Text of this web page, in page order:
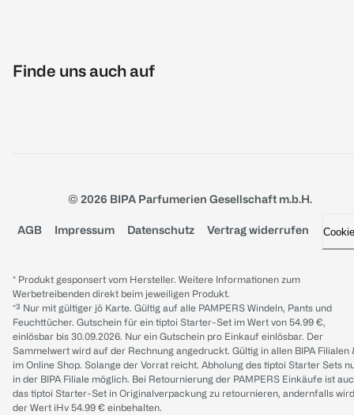
Finde uns auch auf
© 2026 BIPA Parfumerien Gesellschaft m.b.H.
AGB Impressum Datenschutz Vertrag widerrufen
* Produkt gesponsert vom Hersteller. Weitere Informationen zum
Werbetreibenden direkt beim jeweiligen Produkt.
*³ Nur mit gültiger jö Karte. Gültig auf alle PAMPERS Windeln, Pants und
Feuchttücher. Gutschein für ein tiptoi Starter-Set im Wert von 54.99 €,
einlösbar bis 30.09.2026. Nur ein Gutschein pro Einkauf einlösbar. Der
Sammelwert wird auf der Rechnung angedruckt. Gültig in allen BIPA Filialen
im Online Shop. Solange der Vorrat reicht. Abholung des tiptoi Starter Sets
in der BIPA Filiale möglich. Bei Retournierung der PAMPERS Einkäufe ist
das tiptoi Starter-Set in Originalverpackung zu retournieren, andernfalls wird
der Wert iHv 54.99 € einbehalten.